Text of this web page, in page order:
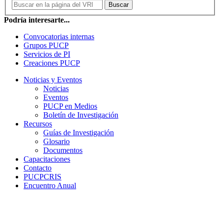
Buscar
Podría interesarte...
Convocatorias internas
Grupos PUCP
Servicios de PI
Creaciones PUCP
Noticias y Eventos
Noticias
Eventos
PUCP en Medios
Boletín de Investigación
Recursos
Guías de Investigación
Glosario
Documentos
Capacitaciones
Contacto
PUCPCRIS
Encuentro Anual